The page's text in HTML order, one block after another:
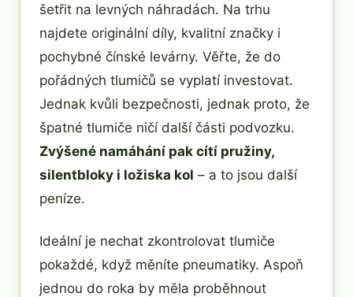
šetřit na levných náhradách. Na trhu
najdete originální díly, kvalitní značky i
pochybné čínské levárny. Věřte, že do
pořádných tlumičů se vyplatí investovat.
Jednak kvůli bezpečnosti, jednak proto, že
špatné tlumiče ničí další části podvozku.
Zvýšené namáhání pak cítí pružiny,
silentbloky i ložiska kol – a to jsou další
peníze.
Ideální je nechat zkontrolovat tlumiče
pokaždé, když měníte pneumatiky. Aspoň
jednou do roka by měla proběhnout